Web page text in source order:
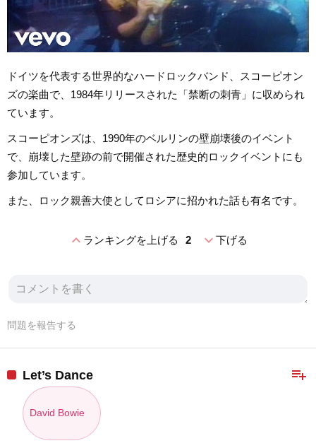
ドイツを代表する世界的なハードロックバンド、スコーピオン
ズの楽曲で、1984年リリースされた「禁断の刺青」に収められ
ています。
スコーピオンズは、1990年のベルリンの壁崩壊後のイベント
で、崩壊した壁跡の前で開催された歴史的ロックイベントにも
参加しています。
また、ロック親善大使としてロシアに招かれた話も有名です。
expand_lessランキングを上げる 2 expand_more下げる
問題を報告する
playlist_add
Let’s Dance
David Bowie